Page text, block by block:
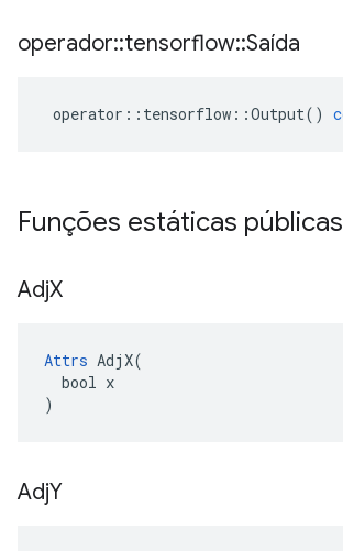
operador::tensorflow::Saída
operator :: tensorflow ::Output()
Funções estáticas públicas
AdjX
Attrs AdjX(
  bool x
)
AdjY